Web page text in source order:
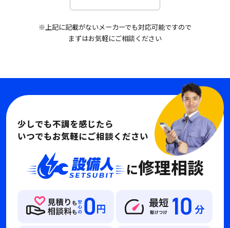
※上記に記載がないメーカーでも対応可能ですので
まずはお気軽にご相談ください
少しでも不調を感じたら
いつでもお気軽にご相談ください
に修理相談